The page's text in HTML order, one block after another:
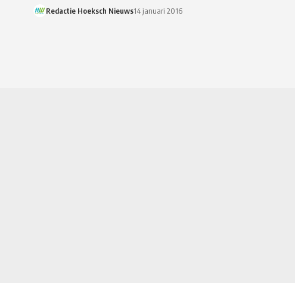
Redactie Hoeksch Nieuws14 januari 2016